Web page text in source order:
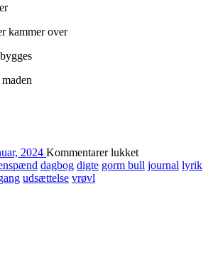
kammer over
2024 Kommentarer lukkettil
14/2024
dagbog digte gorm bull journal lyrik
udsættelse vrøvl